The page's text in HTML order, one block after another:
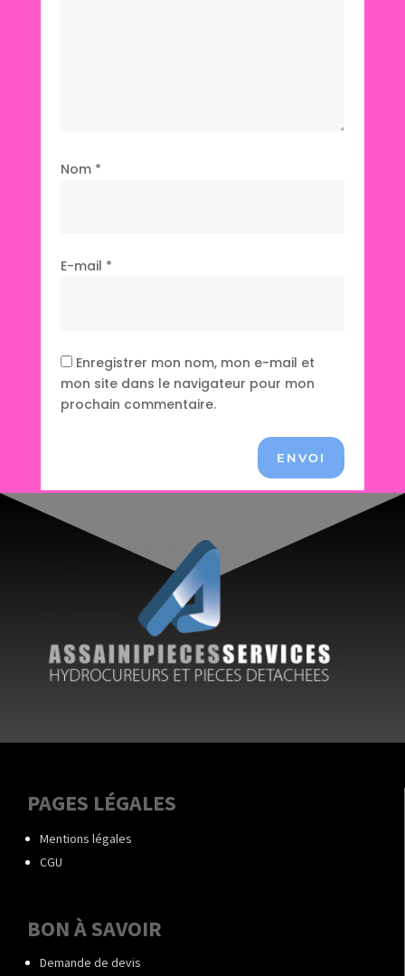
Nom *
E-mail *
Enregistrer mon nom, mon e-mail et
mon site dans le navigateur pour mon
prochain commentaire.
ENVOI
PAGES LÉGALES
Mentions légales
CGU
BON À SAVOIR
Demande de devis